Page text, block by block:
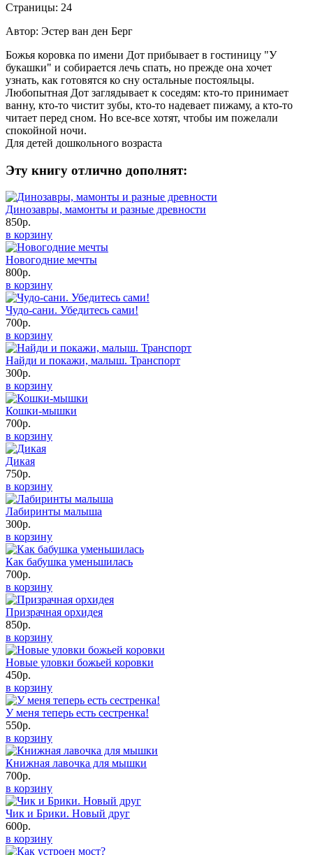
Страницы: 24
Автор: Эстер ван ден Берг
Божья коровка по имени Дот прибывает в гостиницу "У
букашки" и собирается лечь спать, но прежде она хочет
узнать, как готовятся ко сну остальные постояльцы.
Любопытная Дот заглядывает к соседям: кто-то принимает
ванну, кто-то чистит зубы, кто-то надевает пижаму, а кто-то
читает перед сном. Но все-все хотят, чтобы им пожелали
спокойной ночи.
Для детей дошкольного возраста
Эту книгу отлично дополнят:
Динозавры, мамонты и разные древности
850р.
в корзину
Новогодние мечты
800р.
в корзину
Чудо-сани. Убедитесь сами!
700р.
в корзину
Найди и покажи, малыш. Транспорт
300р.
в корзину
Кошки-мышки
700р.
в корзину
Дикая
750р.
в корзину
Лабиринты малыша
300р.
в корзину
Как бабушка уменьшилась
700р.
в корзину
Призрачная орхидея
850р.
в корзину
Новые уловки божьей коровки
450р.
в корзину
У меня теперь есть сестренка!
550р.
в корзину
Книжная лавочка для мышки
700р.
в корзину
Чик и Брики. Новый друг
600р.
в корзину